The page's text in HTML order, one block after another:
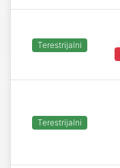
Terestrijalni
Terestrijalni